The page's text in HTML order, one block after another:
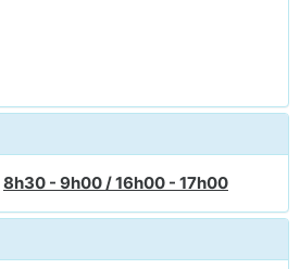
8h30 - 9h00 / 16h00 - 17h00